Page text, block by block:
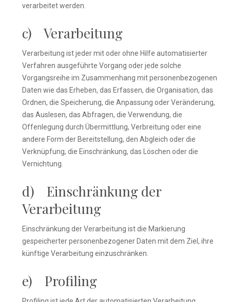
verarbeitet werden.
c) Verarbeitung
Verarbeitung ist jeder mit oder ohne Hilfe automatisierter
Verfahren ausgeführte Vorgang oder jede solche
Vorgangsreihe im Zusammenhang mit personenbezogenen
Daten wie das Erheben, das Erfassen, die Organisation, das
Ordnen, die Speicherung, die Anpassung oder Veränderung,
das Auslesen, das Abfragen, die Verwendung, die
Offenlegung durch Übermittlung, Verbreitung oder eine
andere Form der Bereitstellung, den Abgleich oder die
Verknüpfung, die Einschränkung, das Löschen oder die
Vernichtung.
d) Einschränkung der
Verarbeitung
Einschränkung der Verarbeitung ist die Markierung
gespeicherter personenbezogener Daten mit dem Ziel, ihre
künftige Verarbeitung einzuschränken.
e) Profiling